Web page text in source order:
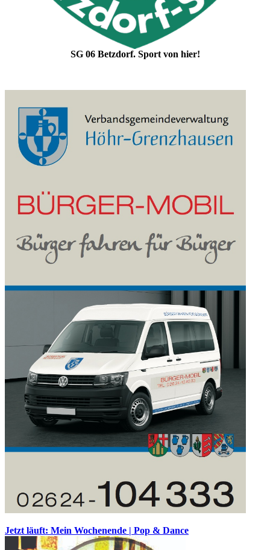
SG 06 Betzdorf. Sport von hier!
Jetzt läuft: Mein Wochenende | Pop & Dance